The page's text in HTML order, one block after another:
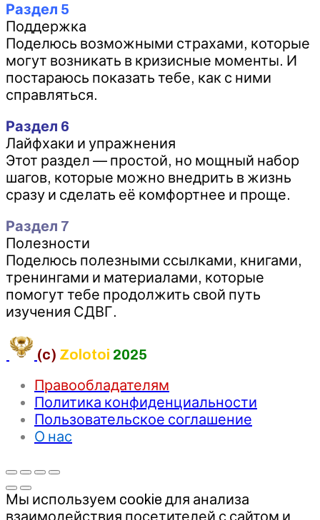
Раздел 5
Поддержка
Поделюсь возможными страхами, которые
могут возникать в кризисные моменты. И
постараюсь показать тебе, как с ними
справляться.
Раздел 6
Лайфхаки и упражнения
Этот раздел — простой, но мощный набор
шагов, которые можно внедрить в жизнь
сразу и сделать её комфортнее и проще.
Раздел 7
Полезности
Поделюсь полезными ссылками, книгами,
тренингами и материалами, которые
помогут тебе продолжить свой путь
изучения СДВГ.
(c) Zolotoi 2025
Правообладателям
Политика конфиденциальности
Пользовательское соглашение
О нас
Мы используем cookie для анализа
взаимодействия посетителей с сайтом и